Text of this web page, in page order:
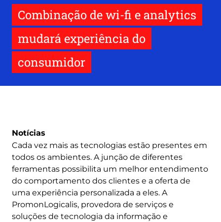
Combinação de wi-fi e analytics
mudará experiência do
consumidor
Notícias
Cada vez mais as tecnologias estão presentes em
todos os ambientes. A junção de diferentes
ferramentas possibilita um melhor entendimento
do comportamento dos clientes e a oferta de
uma experiência personalizada a eles. A
PromonLogicalis, provedora de serviços e
soluções de tecnologia da informação e